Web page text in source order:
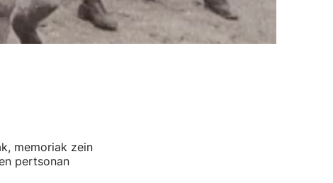
memoriak zein
pertsonan